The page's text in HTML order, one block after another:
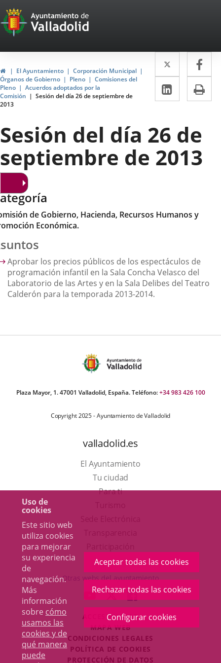
Uso de
cookies
Este sitio web
utiliza cookies
para mejorar
su experiencia
de
navegación.
Más
información
sobre cómo
usamos las
cookies y de
qué manera
puede
Aceptar todas las cookies
Rechazar todas las cookies
Configurar cookies
Portal
Web
del
Ayuntamiento
de
Valladolid
InicioEl Ayuntamiento
Corporación Municipal
Órganos de Gobierno
Pleno
Comisiones del
Pleno
Acuerdos adoptados por la
Comisión
Sesión del día 26 de septiembre de
2013
Twitter
Enlace
a
una
externa.
a
LinkedIn
Enlace
a
externa.
Sesión del día 26 de
septiembre de 2013
de Gobierno, Hacienda, Recursos Humanos y
Económica.
Aprobar los precios públicos de los espectáculos de
programación infantil en la Sala Concha Velasco del
Laboratorio de las Artes y en la Sala Delibes del Teatro
Calderón para la temporada 2013-2014.
Plaza Mayor, 1. 47001 Valladolid, España. Teléfono:+34 983 426 100
Copyright 2025 - Ayuntamiento de Valladolid
valladolid.es
El Ayuntamiento
Tu ciudad
Para ti
en
una
ventana
nueva.
aplicación
externa.
Otras webs del ayuntamiento
ENLACE
A
UNA
APLICACIÓN
EXTERNA.
ENLACE
A
UNA
APLICACIÓN
EXTERNA.
ENLACE
A
UNA
EXTERNA.
ACCESIBILIDAD
MAPA WEB
CONDICIONES LEGALES
POLÍTICA DE COOKIES
PROTECCIÓN DE DATOS